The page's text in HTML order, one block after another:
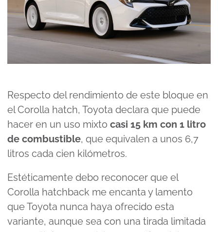
Respecto del rendimiento de este bloque en
el Corolla hatch, Toyota declara que puede
hacer en un uso mixto casi 15 km con 1 litro
de combustible, que equivalen a unos 6,7
litros cada cien kilómetros.
Estéticamente debo reconocer que el
Corolla hatchback me encanta y lamento
que Toyota nunca haya ofrecido esta
variante, aunque sea con una tirada limitada